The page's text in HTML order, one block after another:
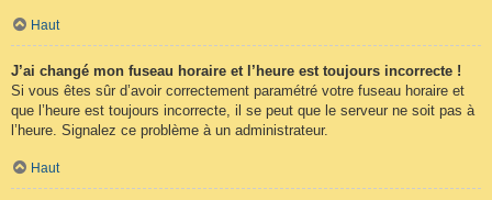
Haut
J’ai changé mon fuseau horaire et l’heure est toujours incorrecte !
Si vous êtes sûr d’avoir correctement paramétré votre fuseau horaire et
que l’heure est toujours incorrecte, il se peut que le serveur ne soit pas à
l’heure. Signalez ce problème à un administrateur.
Haut